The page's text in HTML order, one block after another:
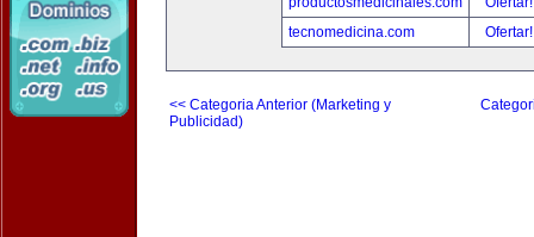
tecnomedicina.com
<< Categoria Anterior (Marketing y
Publicidad)